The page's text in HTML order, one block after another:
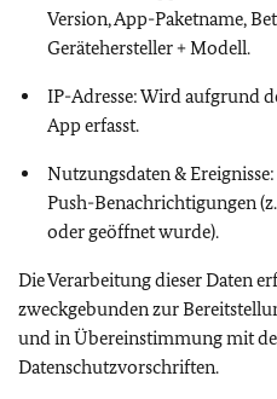
Version, App-Paketname,
Gerätehersteller + Modell.
IP-Adresse: Wird aufgrund
App erfasst.
Nutzungsdaten &
Push-Benachrichtigungen
oder geöffnet wurde).
Die Verarbeitung dieser Daten
zweckgebunden zur
und in Übereinstimmung mit
Datenschutzvorschriften.